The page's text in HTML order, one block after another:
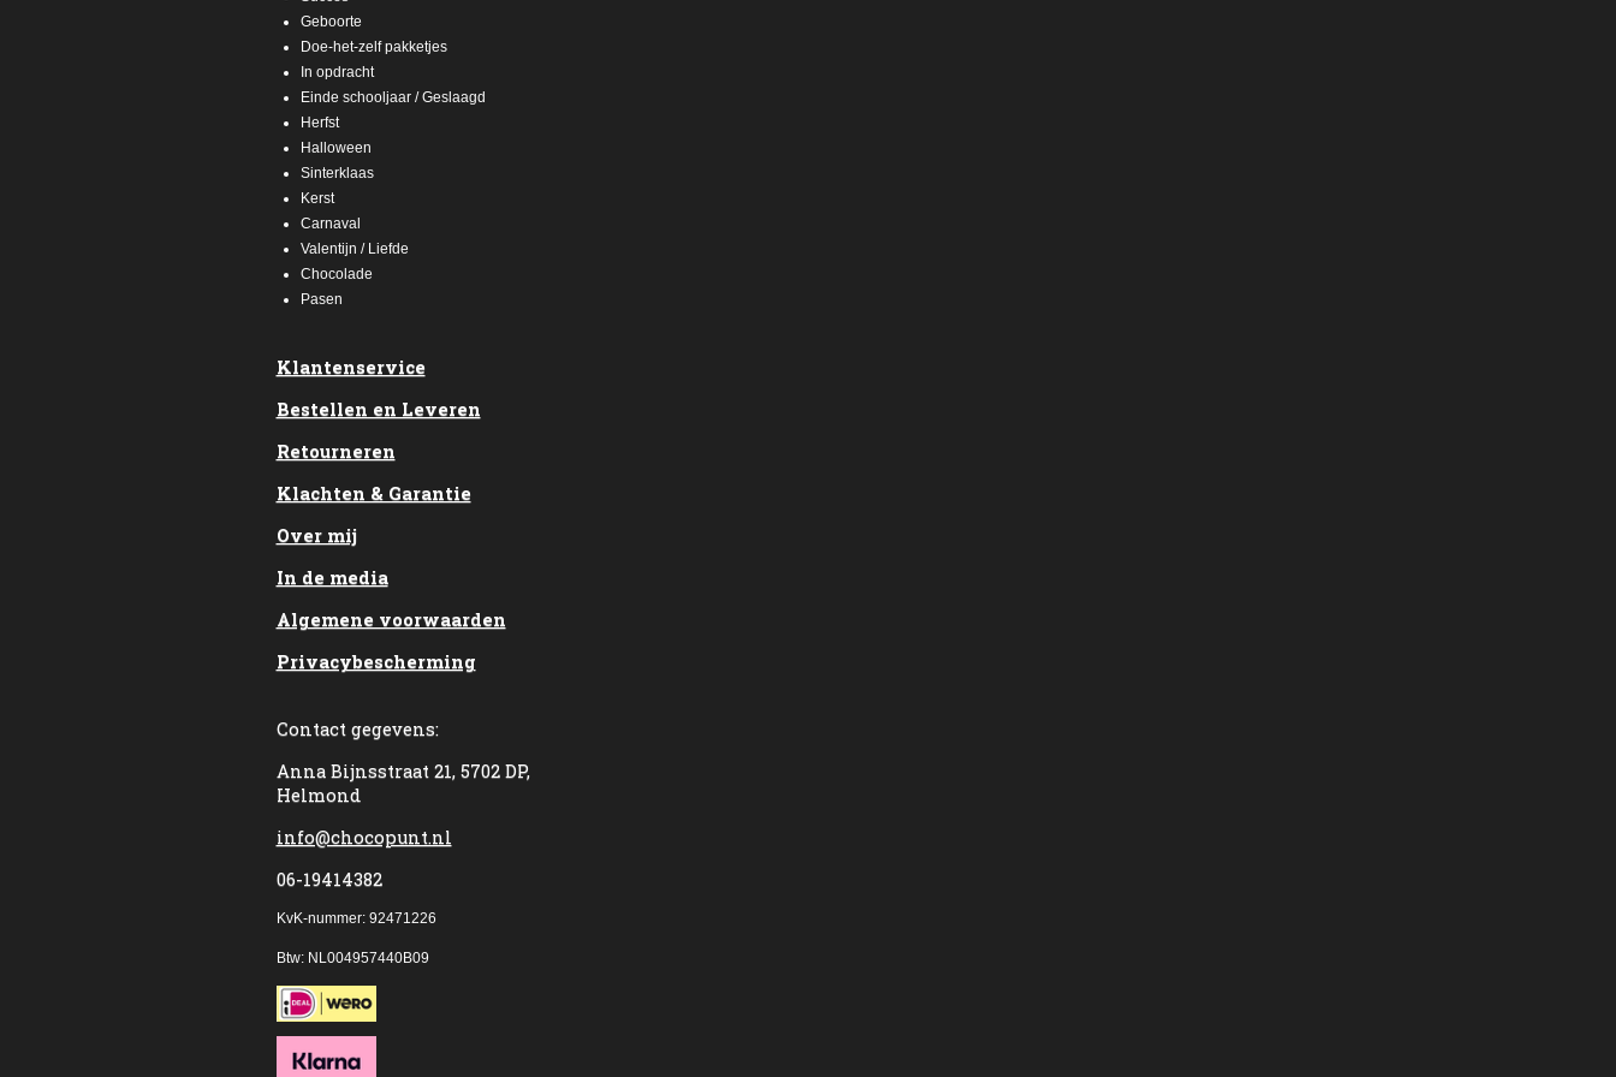
Geboorte
Doe-het-zelf pakketjes
In opdracht
Einde schooljaar / Geslaagd
Herfst
Halloween
Sinterklaas
Kerst
Carnaval
Valentijn / Liefde
Chocolade
Pasen
Klantenservice
Bestellen en Leveren
Retourneren
Klachten & Garantie
Over mij
In de media
Algemene voorwaarden
Privacybescherming
Contact gegevens:
Anna Bijnsstraat 21, 5702 DP,
Helmond
info@chocopunt.nl
06-19414382
KvK-nummer: 92471226
Btw: NL004957440B09